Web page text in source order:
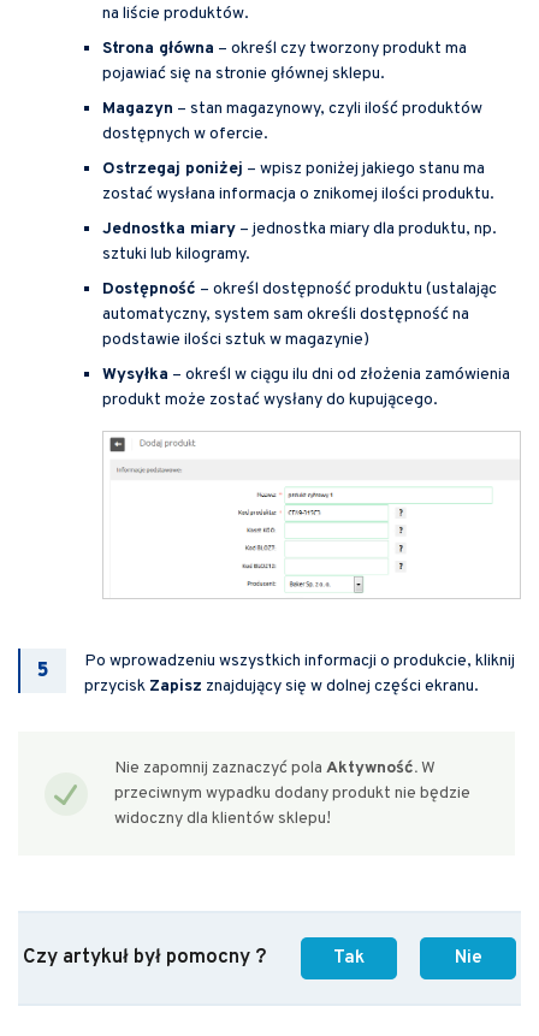
na liście produktów.
Strona główna – określ czy tworzony produkt ma
pojawiać się na stronie głównej sklepu.
Magazyn – stan magazynowy, czyli ilość produktów
dostępnych w ofercie.
Ostrzegaj poniżej – wpisz poniżej jakiego stanu ma
zostać wysłana informacja o znikomej ilości produktu.
Jednostka miary – jednostka miary dla produktu, np.
sztuki lub kilogramy.
Dostępność – określ dostępność produktu (ustalając
automatyczny, system sam określi dostępność na
podstawie ilości sztuk w magazynie)
Wysyłka – określ w ciągu ilu dni od złożenia zamówienia
produkt może zostać wysłany do kupującego.
Po wprowadzeniu wszystkich informacji o produkcie, kliknij
przycisk Zapisz znajdujący się w dolnej części ekranu.
Nie zapomnij zaznaczyć pola Aktywność.W
przeciwnym wypadku dodany produkt nie będzie
widoczny dla klientów sklepu!
Czy artykuł był pomocny ? Tak Nie